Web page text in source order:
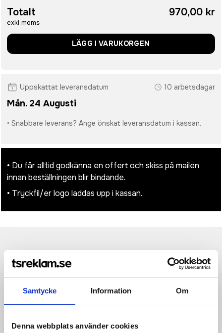
Samtycke Information Om
Denna webbplats använder cookies
Totalt
exkl moms
970,00 kr
LÄGG I VARUKORGEN
Uppskattat leveransdatum 10 arbetsdagar
Mån. 24 Augusti
• Snabbare leverans? Ange önskat leveransdatum i kassan.
• Du får alltid godkänna en offert och skiss på mailen
innan beställningen blir bindande.
• Tryckfil/er logo laddas upp i kassan.
ProduktinformationSpecifikationerPristabellRecensioner
Ingen greenwashing, utan fakta om hållbarhet! Impact förkläde
i 180gr återvunnen bomull är med AWARE™ spårämne. Genom
och att vatten har sparats. Spara vatten och använd genuint